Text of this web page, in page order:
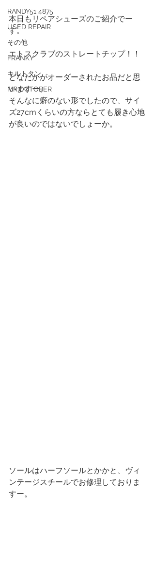
RANDY51 4875
USED REPAIR
その他
FRANKY
キルトタン
MR.OCTOBER
本日もリペアシューズのご紹介でー
す。
エトスクラブのストレートチップ！！
どなたかがオーダーされたお品だと思
いますー。
そんなに癖のない形でしたので、サイ
ズ27cmくらいの方ならとても履き心地
が良いのではないでしょーか。
ソールはハーフソールとかかと、ヴィ
ンテージスチールでお修理しておりま
すー。